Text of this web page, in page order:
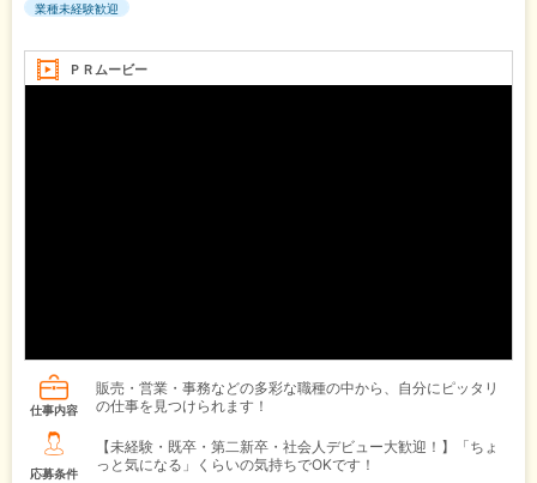
業種未経験歓迎
ＰＲムービー
仕事内容
販売・営業・事務などの多彩な職種の中から、自分にピッタリ
の仕事を見つけられます！
応募条件
【未経験・既卒・第二新卒・社会人デビュー大歓迎！】「ちょ
っと気になる」くらいの気持ちでOKです！